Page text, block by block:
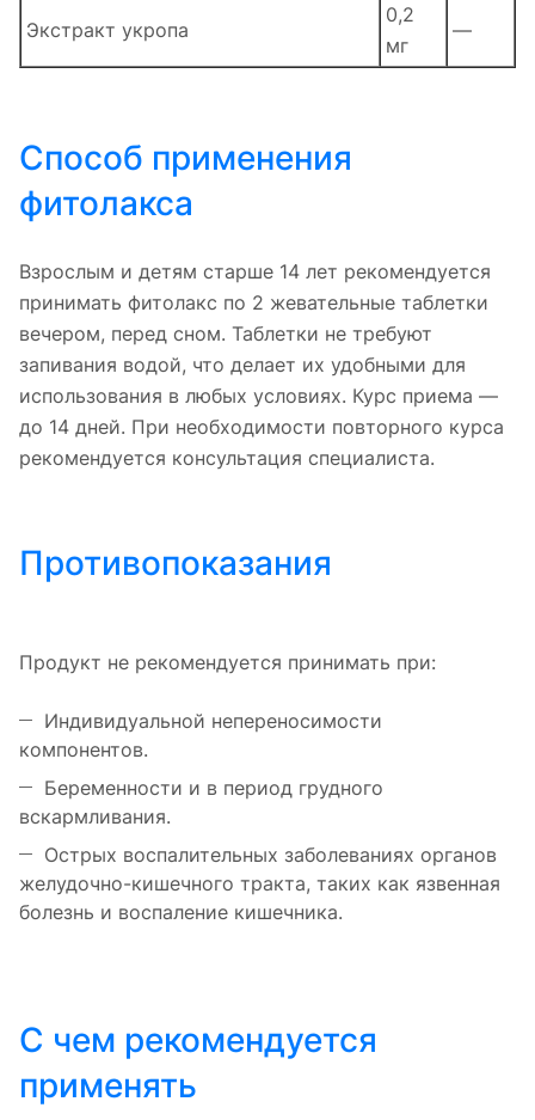
Экстракт укропа
0,2
мг
—
Способ применения
фитолакса
Взрослым и детям старше 14 лет рекомендуется
принимать фитолакс по 2 жевательные таблетки
вечером, перед сном. Таблетки не требуют
запивания водой, что делает их удобными для
использования в любых условиях. Курс приема —
до 14 дней. При необходимости повторного курса
рекомендуется консультация специалиста.
Противопоказания
Продукт не рекомендуется принимать при:
Индивидуальной непереносимости
компонентов.
Беременности и в период грудного
вскармливания.
Острых воспалительных заболеваниях органов
желудочно-кишечного тракта, таких как язвенная
болезнь и воспаление кишечника.
С чем рекомендуется
применять